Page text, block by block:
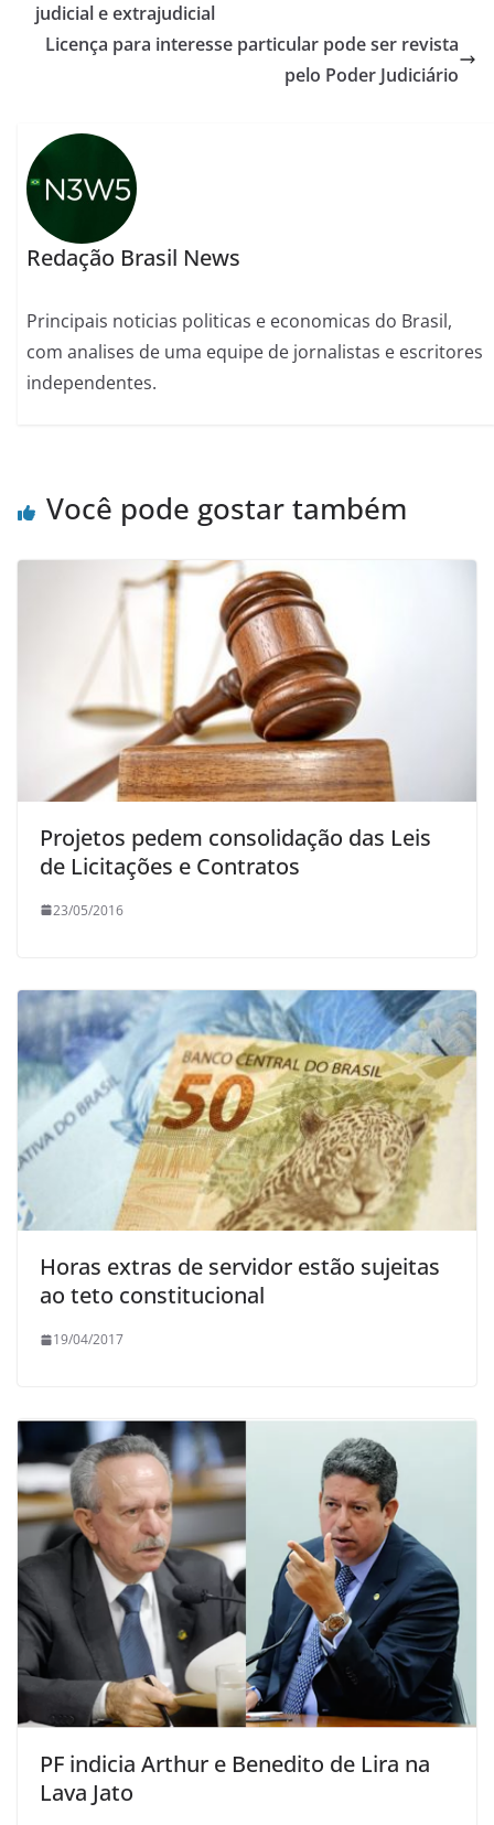
judicial e extrajudicial
Licença para interesse particular pode ser revista
pelo Poder Judiciário
Redação Brasil News
Principais noticias politicas e economicas do Brasil,
com analises de uma equipe de jornalistas e escritores
independentes.
Você pode gostar também
Projetos pedem consolidação das Leis
de Licitações e Contratos
23/05/2016
Horas extras de servidor estão sujeitas
ao teto constitucional
19/04/2017
PF indicia Arthur e Benedito de Lira na
Lava Jato